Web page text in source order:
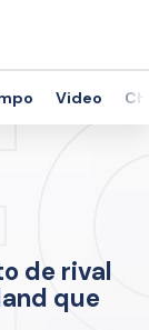
Video
de rival
que